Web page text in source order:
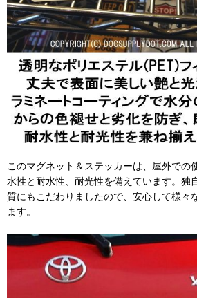
このマグネット＆ステッカーは、屋外での
水性と耐水性、耐光性を備えています。独
質にもこだわりましたので、安心して様々
ます。